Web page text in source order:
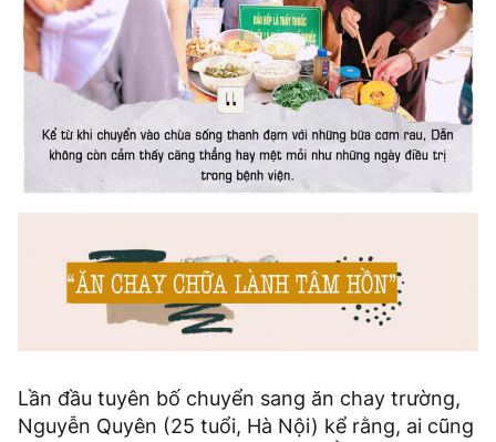
Lần đầu tuyên bố chuyển sang ăn chay trường,
Nguyễn Quyên (25 tuổi, Hà Nội) kể rằng, ai cũng